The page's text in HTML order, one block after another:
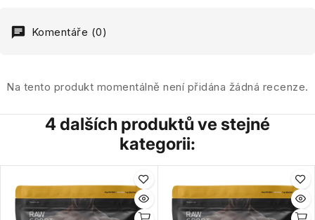
Komentáře (0)
Na tento produkt momentálně není přidána žádná recenze.
4 dalších produktů ve stejné
kategorii: